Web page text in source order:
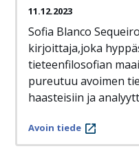
11.12.2023
Sofia Blanco
kirjoittaja,joka
tieteenfilosofian
pureutuu avoimen
haasteisiin ja
Avoin tiede